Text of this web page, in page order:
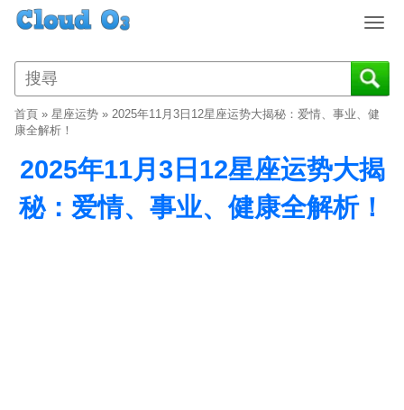
T
g
g
e
a
v
i
首頁 » 星座运势 » 2025年11月3日12星座运势大揭秘：爱情、事业、健
康全解析！
2025年11月3日12星座运势大揭
秘：爱情、事业、健康全解析！